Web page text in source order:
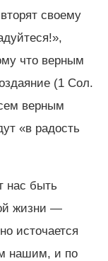
своему
что верным
(1 Сол.
верным
«в радость
нас быть
жизни —
источается
нашим, и по